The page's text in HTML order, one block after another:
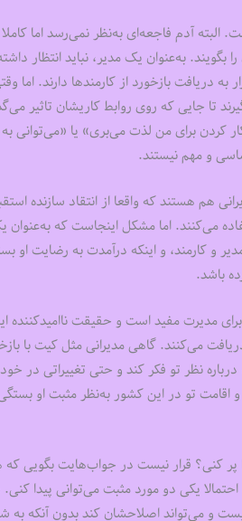
البته آدم فاجعه‌ای به‌نظر نمی‌رسد
بگویند. به‌عنوان یک مدیر، نباید انتظار
به دریافت بازخورد از کارمندها دارند.
تا جایی که روی روابط کاریشان تاثیر
کردن برای من لذت می‌بری» یا
و مهم نیستند.
هم هستند که واقعا از انتقاد سازنده
می‌کنند. اما مشکل اینجاست که
و کارمند، و اینکه درآمدت به رضایت او
باشد.
مدیرت مفید است و حقیقت ناامیدکننده
می‌کنند. گاهی مدیرانی مثل کیت با
نظر تو فکر کند و حتی تغییراتی در
تو در این کشور به‌نظر مثبت او بستگی
کنی؟ قرار نیست در جواب‌هایت بگویی
یکی دو مورد مثبت می‌توانی پیدا
و می‌تواند اصلاحشان کند بدون آنکه